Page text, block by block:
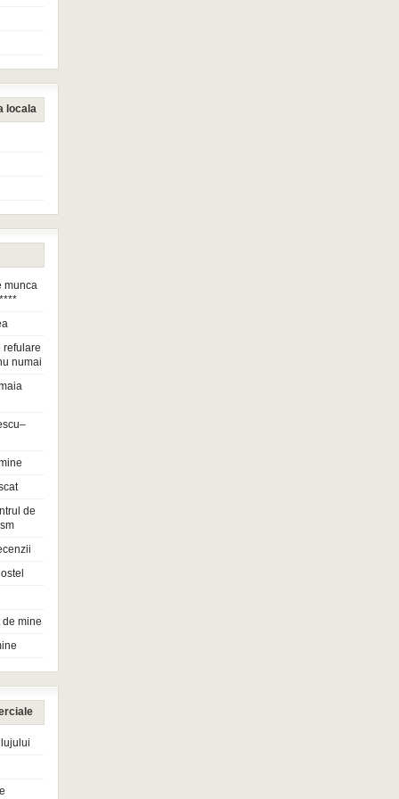
locala
munca
refulare
numai
de
mine